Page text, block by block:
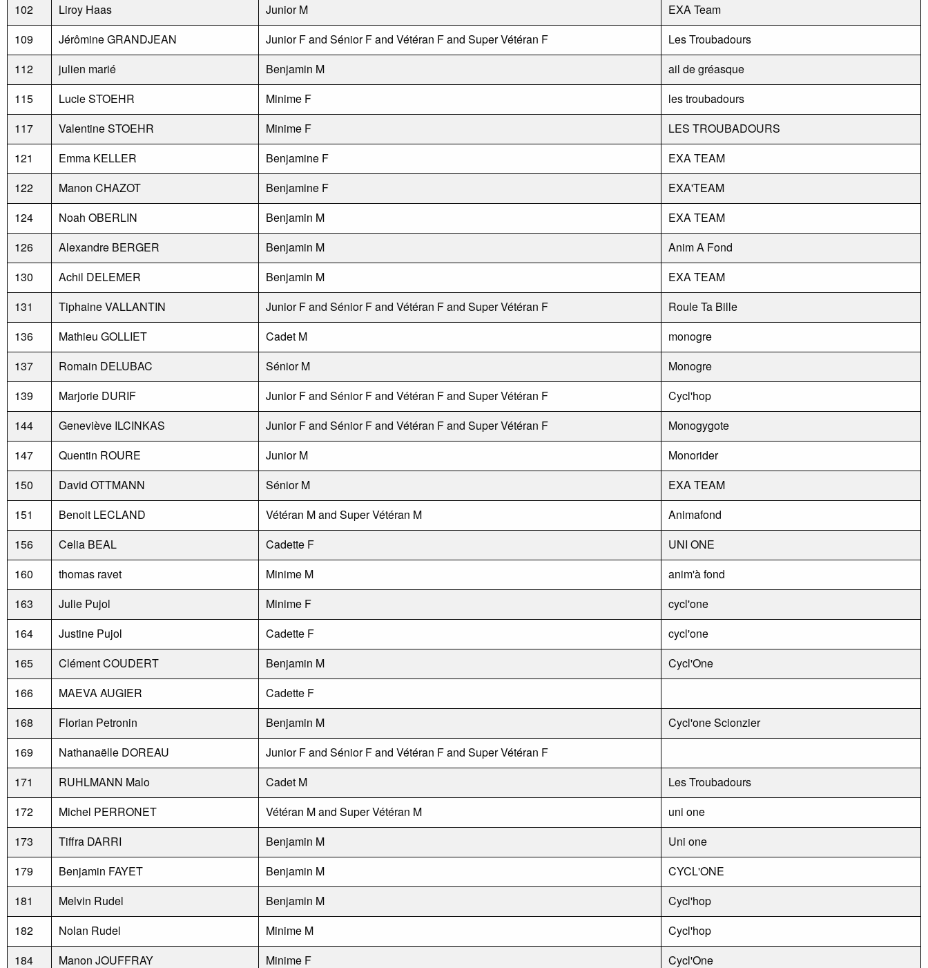
102
Liroy Haas Junior M
EXA Team
109
Jérômine GRANDJEAN Junior F and Sénior F and Vétéran F and Super Vétéran F
Les Troubadours
112
julien marié Benjamin M
ail de gréasque
115
Lucie STOEHR Minime F
les troubadours
117
Valentine STOEHR Minime F
LES TROUBADOURS
121
Emma KELLER Benjamine F
EXA TEAM
122
Manon CHAZOT Benjamine F
EXA'TEAM
124
Noah OBERLIN Benjamin M
EXA TEAM
126
Alexandre BERGER Benjamin M
Anim A Fond
130
Achil DELEMER Benjamin M
EXA TEAM
131
Tiphaine VALLANTIN Junior F and Sénior F and Vétéran F and Super Vétéran F
Roule Ta Bille
136
Mathieu GOLLIET Cadet M
monogre
137
Romain DELUBAC Sénior M
Monogre
139
Marjorie DURIF Junior F and Sénior F and Vétéran F and Super Vétéran F
Cycl'hop
144
Geneviève ILCINKAS Junior F and Sénior F and Vétéran F and Super Vétéran F
Monogygote
147
Quentin ROURE Junior M
Monorider
150
David OTTMANN Sénior M
EXA TEAM
151
Benoit LECLAND Vétéran M and Super Vétéran M
Animafond
156
Celia BEAL Cadette F
UNI ONE
160
thomas ravet Minime M
anim'à fond
163
Julie Pujol Minime F
cycl'one
164
Justine Pujol Cadette F
cycl'one
165
Clément COUDERT Benjamin M
Cycl'One
166
MAEVA AUGIER
Cadette F
168
Florian Petronin Benjamin M
Cycl'one Scionzier
169
Nathanaëlle DOREAU
Junior F and Sénior F and Vétéran F and Super Vétéran F
171
RUHLMANN Malo Cadet M
Les Troubadours
172
Michel PERRONET Vétéran M and Super Vétéran M
uni one
173
Tiffra DARRI Benjamin M
Uni one
179
Benjamin FAYET Benjamin M
CYCL'ONE
181
Melvin Rudel Benjamin M
Cycl'hop
182
Nolan Rudel Minime M
Cycl'hop
184
Manon JOUFFRAY Minime F Cycl'One